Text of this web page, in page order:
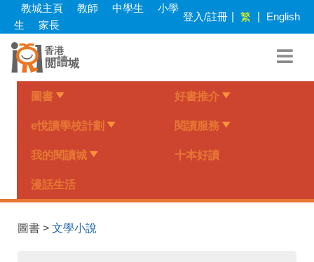
Skip
main
content
教城主頁 教師 中學生
小學
生
家長
登入/註冊 繁 English
圖書 好書推介
e悅讀學校計劃 閱讀服務
我的閱讀城 十本好讀
漫話生活
圖書 > 文學小說